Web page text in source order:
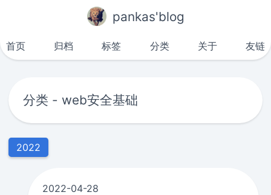
pankas'blog
首页 归档 标签 分类 关于 友链
分类 - web安全基础
2022
2022-04-28